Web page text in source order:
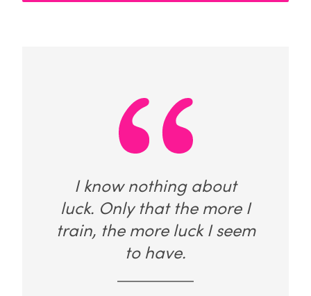
I know nothing about
luck. Only that the more I
train, the more luck I seem
to have.